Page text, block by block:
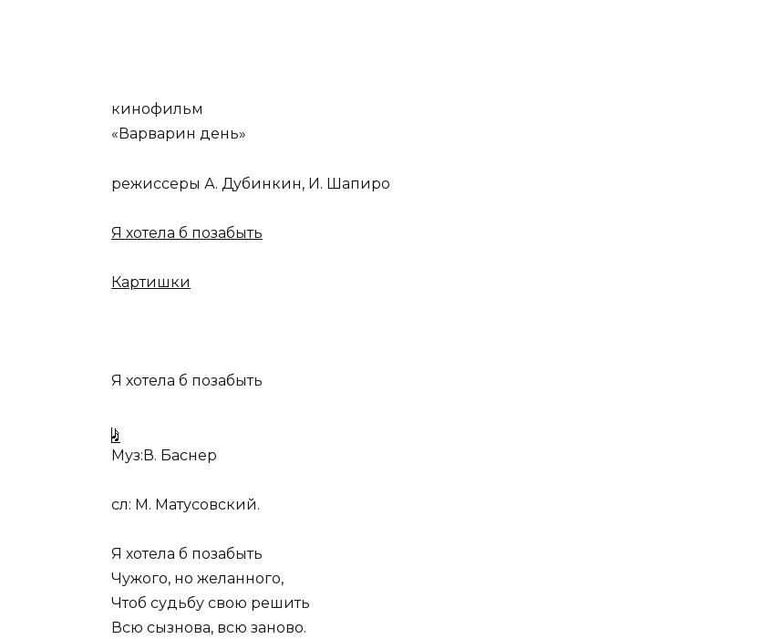
кинофильм
«Варварин день»
режиссеры А. Дубинкин, И. Шапиро
Я хотела б позабыть
Картишки
Я хотела б позабыть
Муз:В. Баснер
сл: М. Матусовский.
Я хотела б позабыть
Чужого, но желанного,
Чтоб судьбу свою решить
Всю сызнова, всю заново.